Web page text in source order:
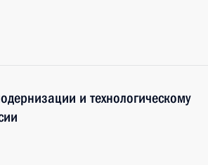
и технологическому